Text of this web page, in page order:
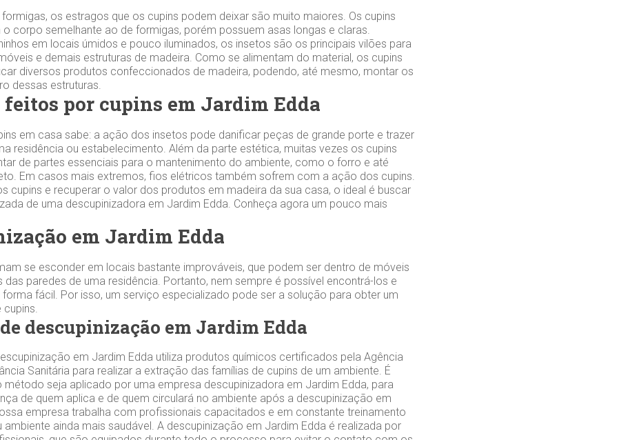
os estragos que os cupins podem deixar são muito maiores. Os cupins
corpo semelhante ao de formigas, porém possuem asas longas e claras.
em locais úmidos e pouco iluminados, os insetos são os principais vilões para
e demais estruturas de madeira. Como se alimentam do material, os cupins
diversos produtos confeccionados de madeira, podendo, até mesmo, montar os
dessas estruturas.
feitos por cupins em Jardim Edda
em casa sabe: a ação dos insetos pode danificar peças de grande porte e trazer
residência ou estabelecimento. Além da parte estética, muitas vezes os cupins
de partes essenciais para o mantenimento do ambiente, como o forro e até
Em casos mais extremos, fios elétricos também sofrem com a ação dos cupins.
cupins e recuperar o valor dos produtos em madeira da sua casa, o ideal é buscar
de uma descupinizadora em Jardim Edda. Conheça agora um pouco mais
em Jardim Edda
se esconder em locais bastante improváveis, que podem ser dentro de móveis
das paredes de uma residência. Portanto, nem sempre é possível encontrá-los e
fácil. Por isso, um serviço especializado pode ser a solução para obter um
cupins.
descupinização em Jardim Edda
em Jardim Edda utiliza produtos químicos certificados pela Agência
Sanitária para realizar a extração das famílias de cupins de um ambiente. É
método seja aplicado por uma empresa descupinizadora em Jardim Edda, para
de quem aplica e de quem circulará no ambiente após a descupinização em
empresa trabalha com profissionais capacitados e em constante treinamento
ambiente ainda mais saudável. A descupinização em Jardim Edda é realizada por